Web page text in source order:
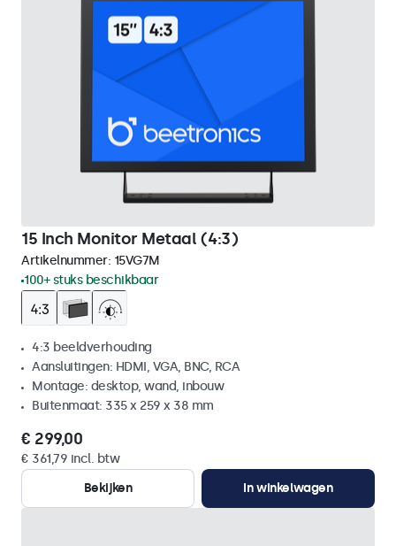
15 Inch Monitor Metaal (4:3)
Artikelnummer: 15VG7M
100+ stuks beschikbaar
4:3 beeldverhouding
Aansluitingen: HDMI, VGA, BNC, RCA
Montage: desktop, wand, inbouw
Buitenmaat: 335 x 259 x 38 mm
€ 299,00
€ 361,79 incl. btw
Bekijken
In winkelwagen